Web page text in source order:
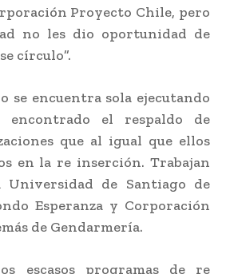
Proyecto Chile, pero
no les dio oportunidad de
círculo”.
se encuentra sola ejecutando
encontrado el respaldo de
que al igual que ellos
en la re inserción. Trabajan
de Santiago de
Esperanza y Corporación
de Gendarmería.
escasos programas de re